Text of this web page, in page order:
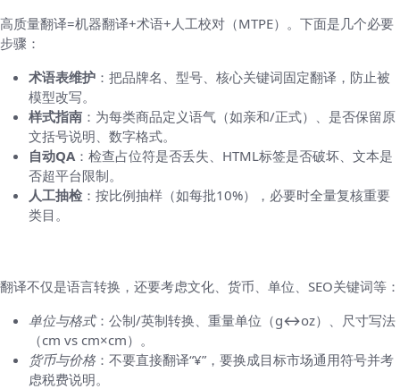
高质量翻译=机器翻译+术语+人工校对（MTPE）。下面是几个必要
步骤：
术语表维护 ：把品牌名、型号、核心关键词固定翻译，防止被
模型改写。
样式指南 ：为每类商品定义语气（如亲和/正式）、是否保留原
文括号说明、数字格式。
自动QA：检查占位符是否丢失、HTML标签是否破坏、文本是
否超平台限制。
人工抽检 ：按比例抽样（如每批10%），必要时全量复核重要
类目。
翻译不仅是语言转换，还要考虑文化、货币、单位、SEO关键词等：
单位与格式：公制/英制转换、重量单位（g↔oz）、尺寸写法
（cm vs cm×cm）。
货币与价格 ：不要直接翻译“¥”，要换成目标市场通用符号并考
虑税费说明。